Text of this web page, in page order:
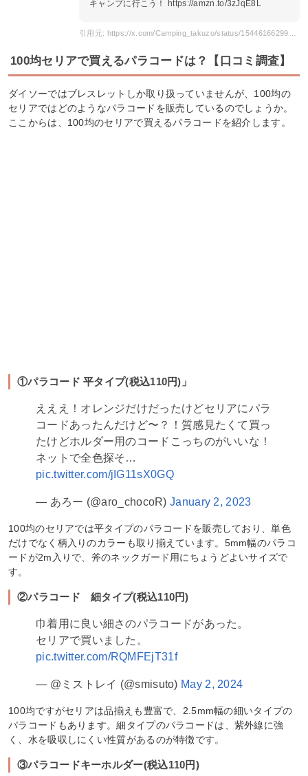
キャンプに行こう！ https://amzn.to/3zJqE8L
100均セリアで買えるパラコードは？【口コミ調査】
ダイソーではブレスレットしか取り扱っていませんが、100均の
セリアではどのようなパラコードを販売しているのでしょうか。
ここからは、100均のセリアで買えるパラコードを紹介します。
①パラコード 平タイプ(税込110円)」
えええ！オレンジだけだったけどセリアにパラ
コードあったんだけど〜？！質感見たくて買っ
たけどホルダー用のコードこっちのがいいな！
ネットで全色探そ…
pic.twitter.com/jIG11sX0GQ
— あろー (@aro_chocoR)January 2, 2023
100均のセリアでは平タイプのパラコードを販売しており、単色
だけでなく柄入りのカラーも取り揃えています。5mm幅のパラコ
ードが2m入りで、斧のネックガード用にちょうどよいサイズで
す。
②パラコード 細タイプ(税込110円)
巾着用に良い細さのパラコードがあった。
セリアで買いました。
pic.twitter.com/RQMFEjT31f
— @ミストレイ (@smisuto) May 2, 2024
100均ですがセリアは品揃えも豊富で、2.5mm幅の細いタイプの
パラコードもあります。細タイプのパラコードは、紫外線に強
く、水を吸収しにくい性質があるのが特徴です。
③パラコードキーホルダー(税込110円)